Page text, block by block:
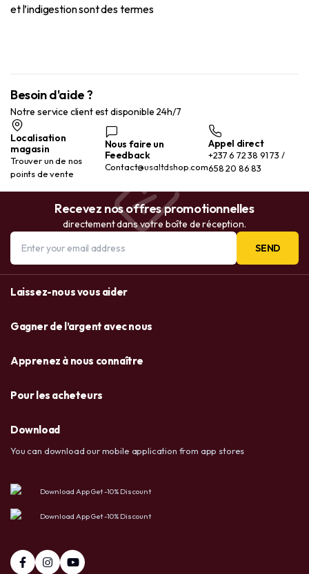
et l’indigestion sont des termes
Besoin d'aide ?
Notre service client est disponible 24h/7
Localisation
magasin
Trouver un de nos
points de vente
Nous faire un
Feedback
Contact@usaltdshop.com
Appel direct
+237 6 72 38 91 73 /
658 20 86 83
Recevez nos offres promotionnelles
directement dans votre boîte de réception.
SEND
Laissez-nous vous aider
Gagner de l’argent avec nous
Apprenez à nous connaître
Pour les acheteurs
Download
You can download our mobile application from app stores
Download App Get -10% Discount
Download App Get -10% Discount